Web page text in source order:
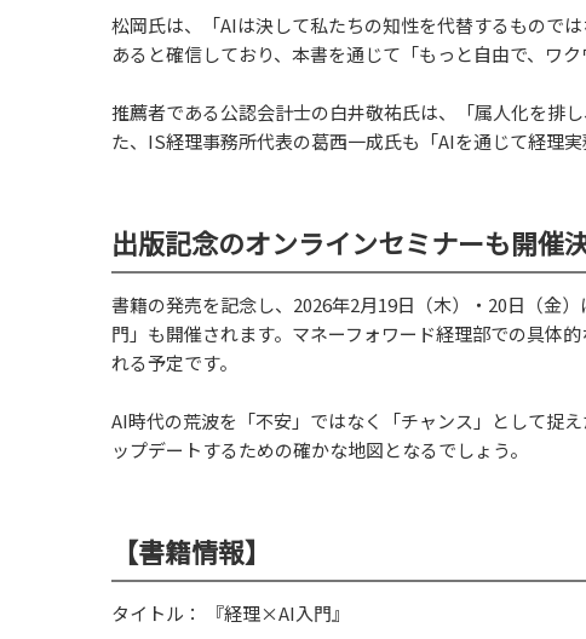
松岡氏は、「AIは決して私たちの知性を代替するもので
あると確信しており、本書を通じて「もっと自由で、ワ
推薦者である公認会計士の白井敬祐氏は、「属人化を排
た、IS経理事務所代表の葛西一成氏も「AIを通じて経理
出版記念のオンラインセミナーも開催
書籍の発売を記念し、2026年2月19日（木）・20日（金
門」も開催されます。マネーフォワード経理部での具体
れる予定です。
AI時代の荒波を「不安」ではなく「チャンス」として捉
ップデートするための確かな地図となるでしょう。
【書籍情報】
タイトル： 『経理×AI入門』